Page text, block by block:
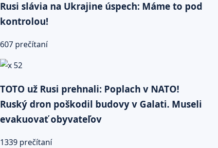
Rusi slávia na Ukrajine úspech: Máme to pod
kontrolou!
607 prečítaní
TOTO už Rusi prehnali: Poplach v NATO!
Ruský dron poškodil budovy v Galati. Museli
evakuovať obyvateľov
1339 prečítaní